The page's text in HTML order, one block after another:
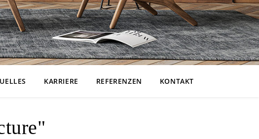
KARRIERE REFERENZEN KONTAKT